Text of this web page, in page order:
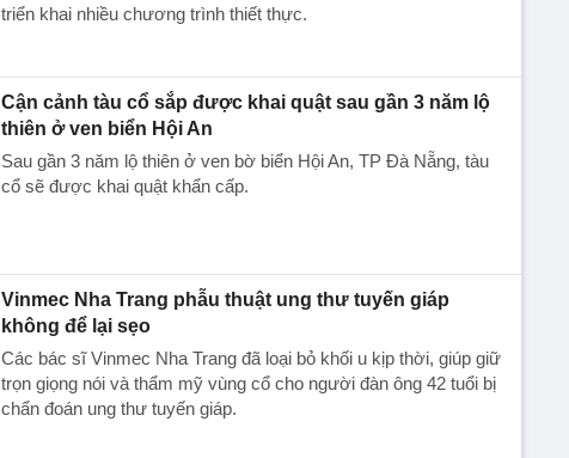
triển khai nhiều chương trình thiết thực.
Cận cảnh tàu cổ sắp được khai quật sau gần 3 năm lộ
thiên ở ven biển Hội An
Sau gần 3 năm lộ thiên ở ven bờ biển Hội An, TP Đà Nẵng, tàu
cổ sẽ được khai quật khẩn cấp.
Vinmec Nha Trang phẫu thuật ung thư tuyến giáp
không để lại sẹo
Các bác sĩ Vinmec Nha Trang đã loại bỏ khối u kịp thời, giúp giữ
trọn giọng nói và thẩm mỹ vùng cổ cho người đàn ông 42 tuổi bị
chẩn đoán ung thư tuyến giáp.